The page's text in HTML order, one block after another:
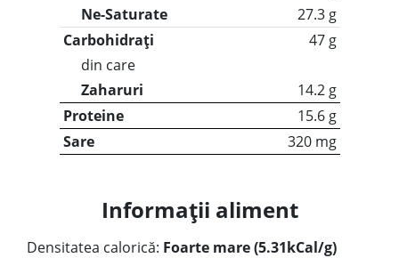
Ne-Saturate
27.3 g
Carbohidrați
47 g
din care
Zaharuri
14.2 g
Proteine
15.6 g
Sare
320 mg
Informații aliment
Densitatea calorică: Foarte mare (5.31kCal/g)